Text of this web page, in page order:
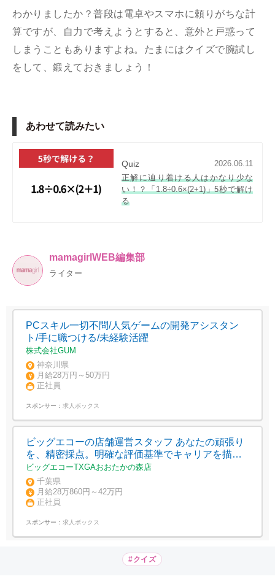
わかりましたか？普段は電卓やスマホに頼りがちな計
算ですが、自力で考えようとすると、意外と戸惑って
しまうこともありますよね。たまにはクイズで腕試し
をして、鍛えておきましょう！
あわせて読みたい
Quiz
2026.06.11
正解に辿り着ける人はかなり少な
い！？「1.8÷0.6×(2+1)」5秒で解け
る
mamagirlWEB編集部
ライター
PCスキル一切不問/人気ゲームの開発アシスタン
ト/手に職つける/未経験活躍
株式会社GUM
神奈川県
月給28万円～50万円
正社員
スポンサー： 求人ボックス
ビッグエコーの店舗運営スタッフ あなたの頑張り
を、精密採点。明確な評価基準でキャリアを描け
ます
ビッグエコーTXGAおおたかの森店
千葉県
月給28万860円～42万円
正社員
スポンサー： 求人ボックス
#クイズ